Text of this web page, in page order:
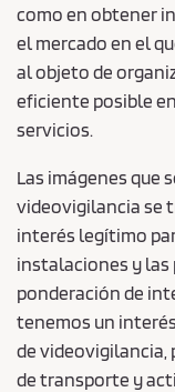
como en obtener
el mercado en el
al objeto de
eficiente posible
servicios.
Las imágenes que
videovigilancia se
interés legítimo
instalaciones y las
ponderación de
tenemos un
de videovigilancia,
de transporte y